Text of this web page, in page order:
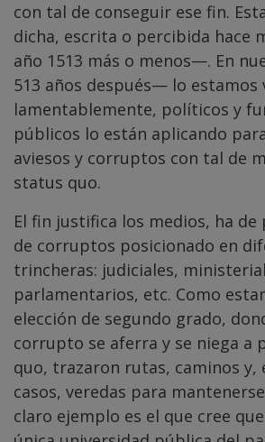
con tal de conseguir ese fin.
dicha, escrita o percibida hace
año 1513 más o menos—. En
513 años después— lo estamos
lamentablemente, políticos y
públicos lo están aplicando
aviesos y corruptos con tal de
status quo.
El fin justifica los medios, ha de
de corruptos posicionado en
trincheras: judiciales,
parlamentarios, etc. Como
elección de segundo grado,
corrupto se aferra y se niega a
quo, trazaron rutas, caminos y,
casos, veredas para
claro ejemplo es el que cree